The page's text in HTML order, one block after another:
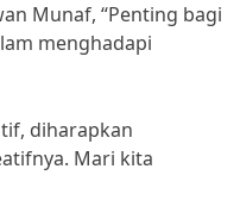
Munaf, “Penting bagi
menghadapi
diharapkan
Mari kita